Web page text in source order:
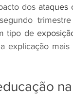
dos ataques
tipo de
explicação